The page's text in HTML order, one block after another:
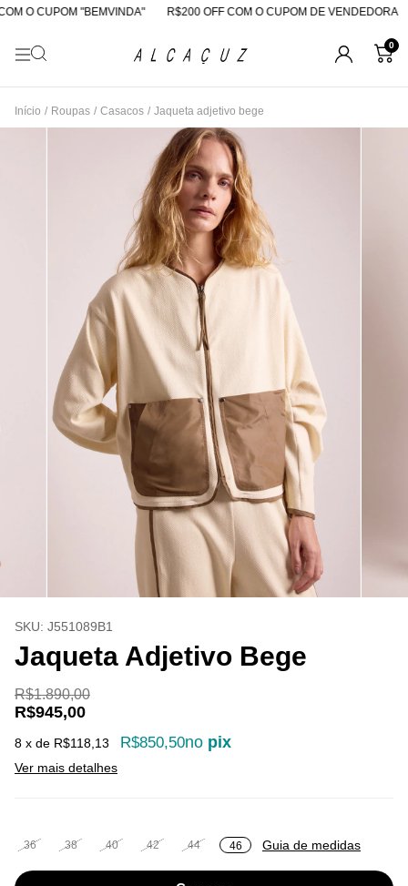
O CUPOM "BEMVINDA" R$200 OFF COM O CUPOM DE VENDEDORA
0
Início / Roupas / Casacos / Jaqueta adjetivo bege
SKU: J551089B1
Jaqueta Adjetivo Bege
R$1.890,00
R$945,00
8 x de R$118,13 R$850,50no pix
Ver mais detalhes
36 38 40 42 44 46 Guia de medidas